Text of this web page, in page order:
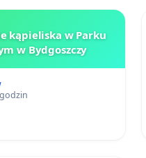
kąpieliska w Parku
w Bydgoszczy